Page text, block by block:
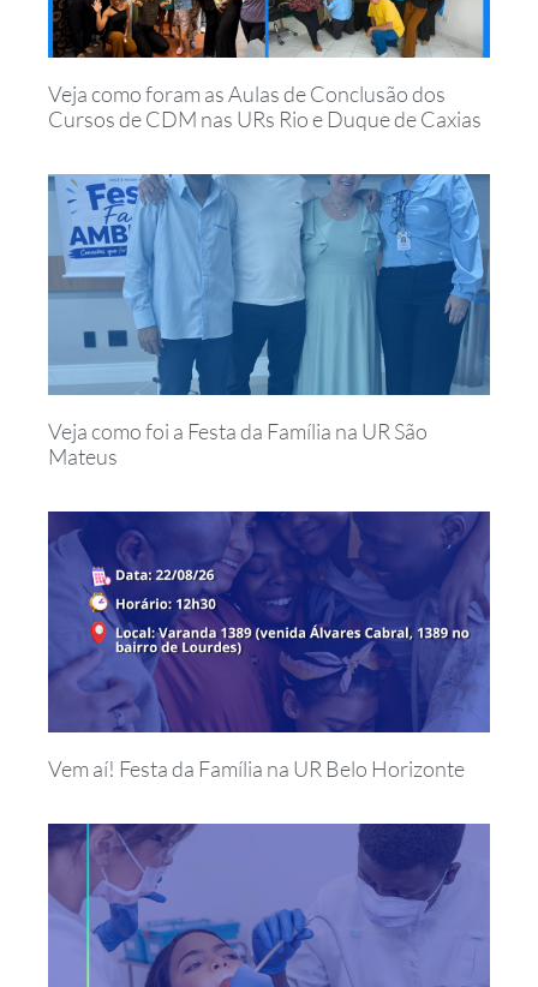
Veja como foram as Aulas de Conclusão dos
Cursos de CDM nas URs Rio e Duque de Caxias
Veja como foi a Festa da Família na UR São
Mateus
Vem aí! Festa da Família na UR Belo Horizonte